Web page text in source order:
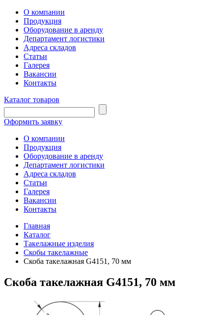
О компании
Продукция
Оборудование в аренду
Департамент логистики
Адреса складов
Статьи
Галерея
Вакансии
Контакты
Каталог товаров
Оформить заявку
О компании
Продукция
Оборудование в аренду
Департамент логистики
Адреса складов
Статьи
Галерея
Вакансии
Контакты
Главная
Каталог
Такелажные изделия
Скобы такелажные
Скоба такелажная G4151, 70 мм
Скоба такелажная G4151, 70 мм